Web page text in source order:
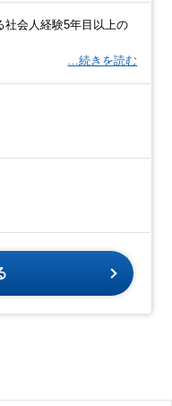
社会人経験5年目以上の
…続きを読む